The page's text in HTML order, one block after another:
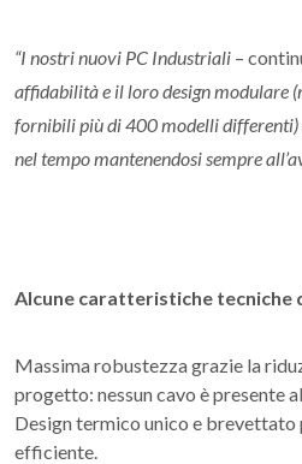
“I nostri nuovi PC Industriali –
affidabilità e il loro design modulare
fornibili più di 400 modelli differenti)
nel tempo mantenendosi sempre
Alcune caratteristiche tecniche
Massima robustezza grazie la
progetto: nessun cavo è presente
Design termico unico e brevettato
efficiente.